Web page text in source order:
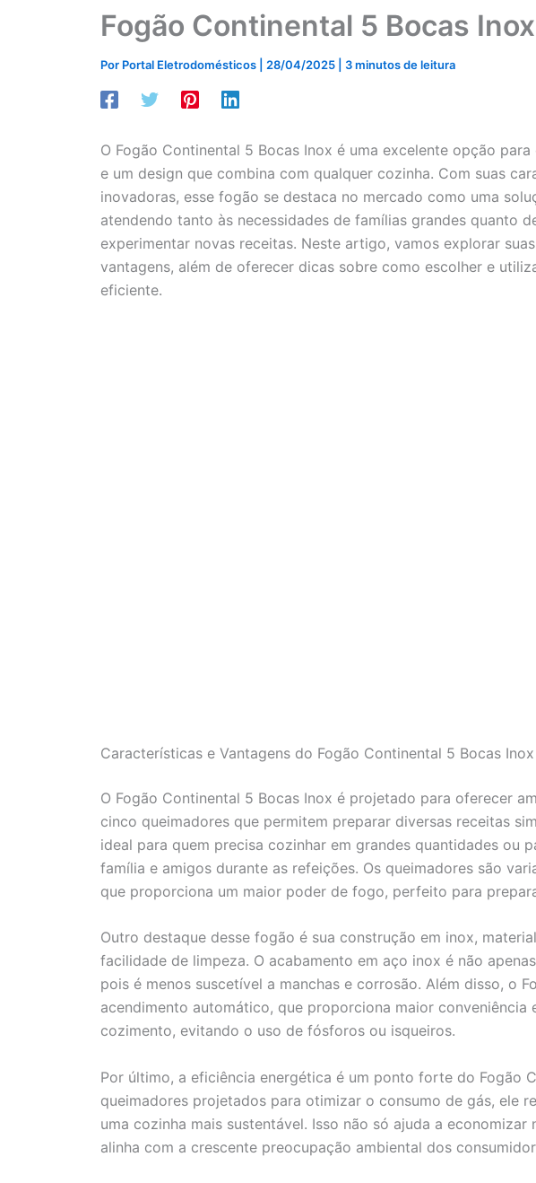
Fogão Continental 5 Bocas Inox
Por Portal Eletrodomésticos 28/04/2025 3 minutos de leitura
O Fogão Continental 5 Bocas Inox é uma excelente opção
e um design que combina com qualquer cozinha. Com suas
inovadoras, esse fogão se destaca no mercado como uma
atendendo tanto às necessidades de famílias grandes quanto
experimentar novas receitas. Neste artigo, vamos explorar
vantagens, além de oferecer dicas sobre como escolher e
eficiente.
Características e Vantagens do Fogão Continental 5 Bocas Inox
O Fogão Continental 5 Bocas Inox é projetado para oferecer
cinco queimadores que permitem preparar diversas receitas
ideal para quem precisa cozinhar em grandes quantidades ou
família e amigos durante as refeições. Os queimadores são
que proporciona um maior poder de fogo, perfeito para
Outro destaque desse fogão é sua construção em inox,
facilidade de limpeza. O acabamento em aço inox é não
pois é menos suscetível a manchas e corrosão. Além disso, o
acendimento automático, que proporciona maior conveniência
cozimento, evitando o uso de fósforos ou isqueiros.
Por último, a eficiência energética é um ponto forte do Fogão
queimadores projetados para otimizar o consumo de gás, ele
uma cozinha mais sustentável. Isso não só ajuda a
alinha com a crescente preocupação ambiental dos